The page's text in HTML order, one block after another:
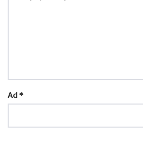
Ad *